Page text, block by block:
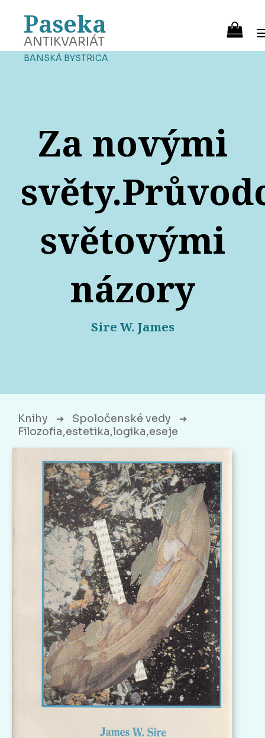
Paseka
ANTIKVARIÁT
BANSKÁ BYSTRICA
Za novými
světovými
názory
Sire W. James
Knihy ➔ Spoločenské vedy ➔
Filozofia,estetika,logika,eseje